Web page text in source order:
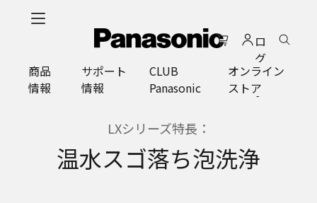
ロ
グ
イ
ン
商品
情報
サポート
情報
CLUB
Panasonic
オンライン
ストア
LXシリーズ特長：
温水スゴ落ち泡洗浄